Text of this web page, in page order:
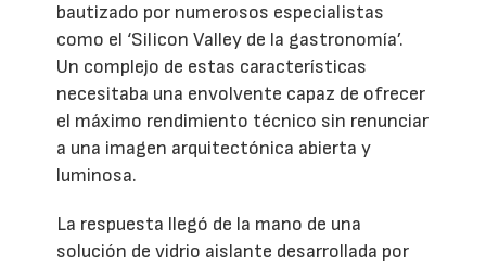
bautizado por numerosos especialistas
como el ‘Silicon Valley de la gastronomía’.
Un complejo de estas características
necesitaba una envolvente capaz de ofrecer
el máximo rendimiento técnico sin renunciar
a una imagen arquitectónica abierta y
luminosa.
La respuesta llegó de la mano de una
solución de vidrio aislante desarrollada por